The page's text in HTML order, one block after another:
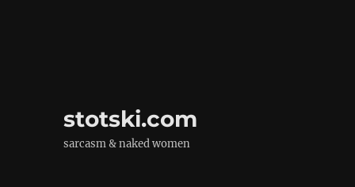
stotski.com
sarcasm & naked women